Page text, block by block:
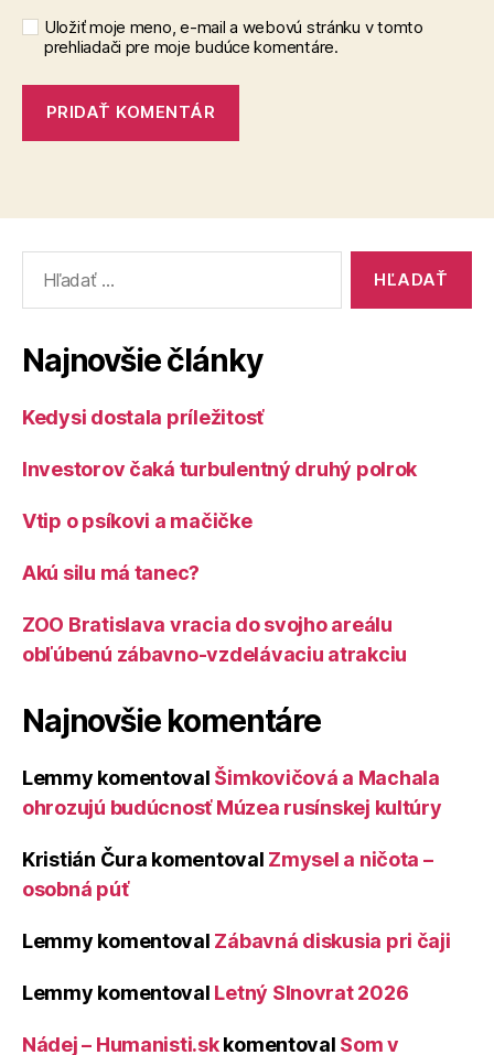
Uložiť moje meno, e-mail a webovú stránku v tomto
prehliadači pre moje budúce komentáre.
Najnovšie články
Kedysi dostala príležitosť
Investorov čaká turbulentný druhý polrok
Vtip o psíkovi a mačičke
Akú silu má tanec?
ZOO Bratislava vracia do svojho areálu
obľúbenú zábavno-vzdelávaciu atrakciu
Najnovšie komentáre
Lemmy komentoval Šimkovičová a Machala
ohrozujú budúcnosť Múzea rusínskej kultúry
Kristián Čura komentoval Zmysel a ničota –
osobná púť
Lemmy komentoval Zábavná diskusia pri čaji
Lemmy komentoval Letný Slnovrat 2026
Nádej – Humanisti.skkomentoval Som v